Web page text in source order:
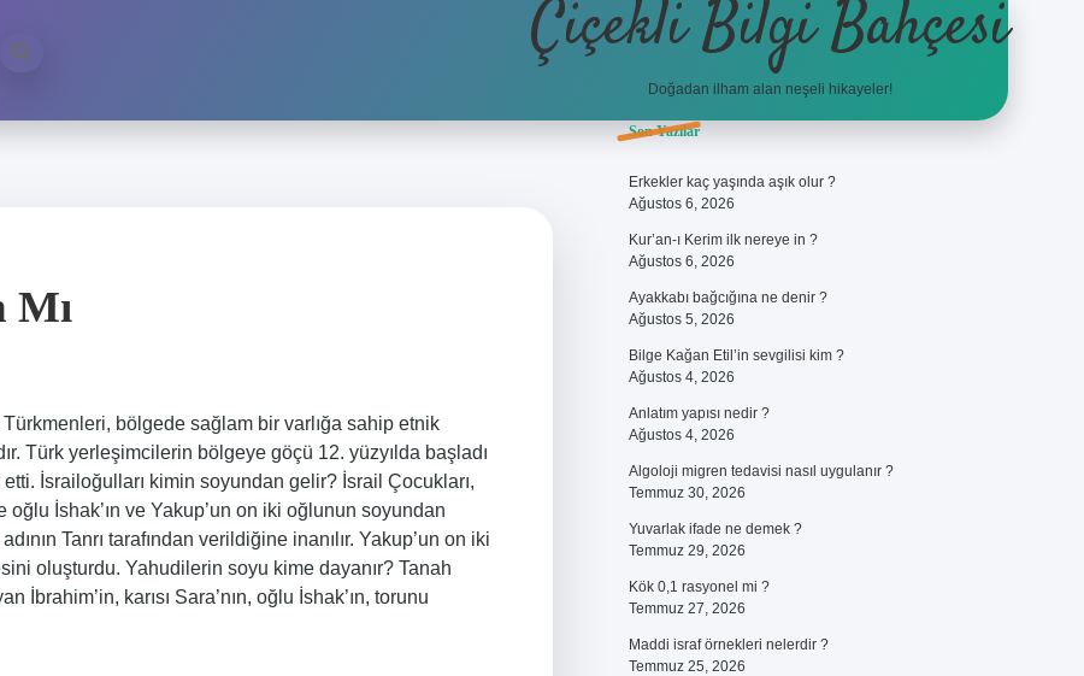
Çiçekli Bilgi Bahçesi
Doğadan ilham alan neşeli hikayeler!
Mı
bölgede sağlam bir varlığa sahip etnik
Türk yerleşimcilerin bölgeye göçü 12. yüzyılda başladı
İsrailoğulları kimin soyundan gelir? İsrail Çocukları,
oğlu İshak’ın ve Yakup’un on iki oğlunun soyundan
Tanrı tarafından verildiğine inanılır. Yakup’un on iki
oluşturdu. Yahudilerin soyu kime dayanır? Tanah
İbrahim’in, karısı Sara’nın, oğlu İshak’ın, torunu
Sidebar
Son Yazılar
Erkekler kaç yaşında aşık olur ?
Ağustos 6, 2026
Kur’an-ı Kerim ilk nereye in ?
Ağustos 6, 2026
Ayakkabı bağcığına ne denir ?
Ağustos 5, 2026
Bilge Kağan Etil’in sevgilisi kim ?
Ağustos 4, 2026
Anlatım yapısı nedir ?
Ağustos 4, 2026
Algoloji migren tedavisi nasıl uygulanır ?
Temmuz 30, 2026
Yuvarlak ifade ne demek ?
Temmuz 29, 2026
Kök 0,1 rasyonel mi ?
Temmuz 27, 2026
Maddi israf örnekleri nelerdir ?
Temmuz 25, 2026